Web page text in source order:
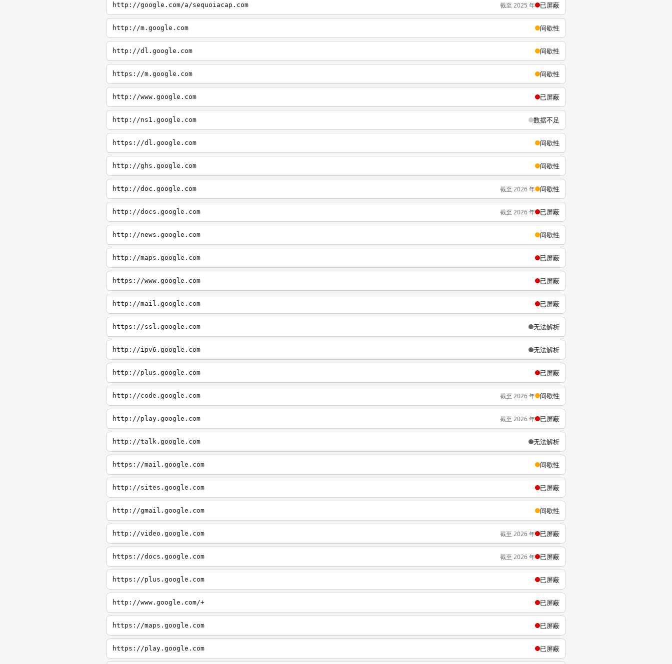
http://google.com/a/sequoiacap.com 截至 2025 年 已屏蔽
http://m.google.com 间歇性
http://dl.google.com 间歇性
https://m.google.com 间歇性
http://www.google.com 已屏蔽
http://ns1.google.com 数据不足
https://dl.google.com 间歇性
http://ghs.google.com 间歇性
http://doc.google.com 截至 2026 年 间歇性
http://docs.google.com 截至 2026 年 已屏蔽
http://news.google.com 间歇性
http://maps.google.com 已屏蔽
https://www.google.com 已屏蔽
http://mail.google.com 已屏蔽
https://ssl.google.com 无法解析
http://ipv6.google.com 无法解析
http://plus.google.com 已屏蔽
http://code.google.com 截至 2026 年 间歇性
http://play.google.com 截至 2026 年 已屏蔽
http://talk.google.com 无法解析
https://mail.google.com 间歇性
http://sites.google.com 已屏蔽
http://gmail.google.com 间歇性
http://video.google.com 截至 2026 年 已屏蔽
https://docs.google.com 截至 2026 年 已屏蔽
https://plus.google.com 已屏蔽
http://www.google.com/+ 已屏蔽
https://maps.google.com 已屏蔽
https://play.google.com 已屏蔽